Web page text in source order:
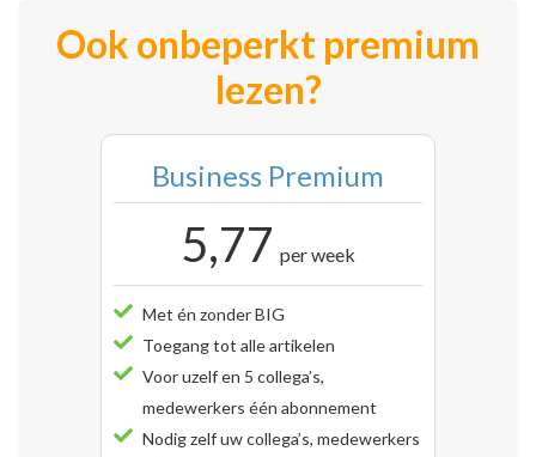
Ook onbeperkt premium
lezen?
Business Premium
5,77 per week
Met én zonder BIG
Toegang tot alle artikelen
Voor uzelf en 5 collega’s,
medewerkers één abonnement
Nodig zelf uw collega’s, medewerkers